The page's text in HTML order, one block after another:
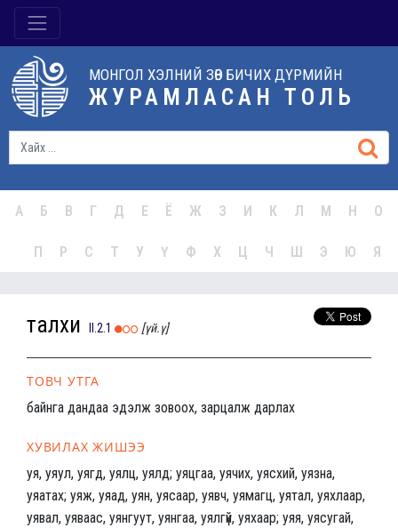
МОНГОЛ ХЭЛНИЙ ЗӨВ БИЧИХ ДҮРМИЙН
ЖУРАМЛАСАН ТОЛЬ
А Б В Г Д Е Ё Ж З И К Л М Н О
П Р С Т У Ү Ф Х Ц Ч Ш Э Ю Я
талхи II.2.1 [үй.ү]
ТОВЧ УТГА
байнга дандаа эдэлж зовоох, зарцалж дарлах
ХУВИЛАХ ЖИШЭЭ
уя, уяул, уягд, уялц, уялд; уяцгаа, уячих, уясхий, уязна,
уяатах; уяж, уяад, уян, уясаар, уявч, уямагц, уятал, уяхлаар,
уявал, уяваас, уянгуут, уянгаа, уялгүй, уяхаар; уяя, уясугай,